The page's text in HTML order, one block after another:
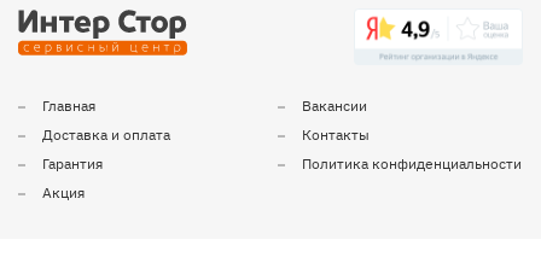
Главная
Доставка и оплата
Гарантия
Акция
Вакансии
Контакты
Политика конфиденциальности